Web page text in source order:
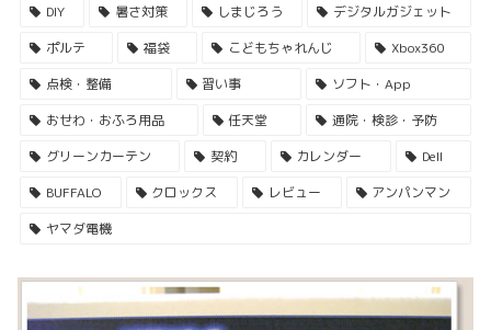
DIY
暑さ対策 しまじろう
デジタルガジェット
ポルテ
福袋 こどもちゃれんじ
Xbox360
点検・整備
習い事
ソフト・App
おせわ・おふろ用品
任天堂
通院・検診・予防
グリーンカーテン
契約 カレンダー
Dell
BUFFALO
クロックス レビュー
アンパンマン
ヤマダ電機